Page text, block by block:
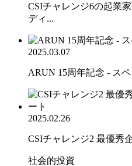
CSIチャレンジ6の起業
ディ...
2025.03.07
ARUN 15周年記念 - ス
2025.02.26
CSIチャレンジ2 最優秀
社会的投資